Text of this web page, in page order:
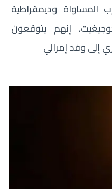
المساواة وديمقراطية
إنهم يتوقعون
إلى وفد إمرالي